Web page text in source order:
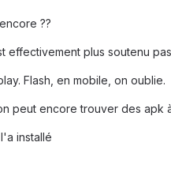
??
effectivement plus soutenu
Flash, en mobile, on oublie.
peut encore trouver des apk
installé